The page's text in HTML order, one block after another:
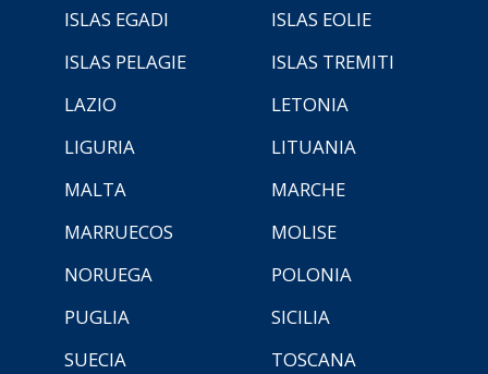
ISLAS EGADI
ISLAS EOLIE
ISLAS PELAGIE
ISLAS TREMITI
LAZIO
LETONIA
LIGURIA
LITUANIA
MALTA
MARCHE
MARRUECOS
MOLISE
NORUEGA
POLONIA
PUGLIA
SICILIA
SUECIA
TOSCANA